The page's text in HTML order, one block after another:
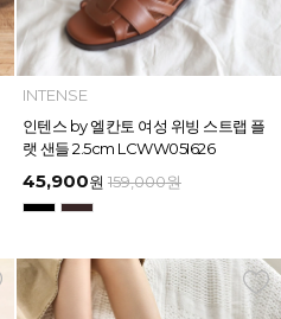
INTENSE
인텐스 by 엘칸토 여성 위빙 스트랩 플
랫 샌들 2.5cm LCWW05I626
45,900원 159,000원